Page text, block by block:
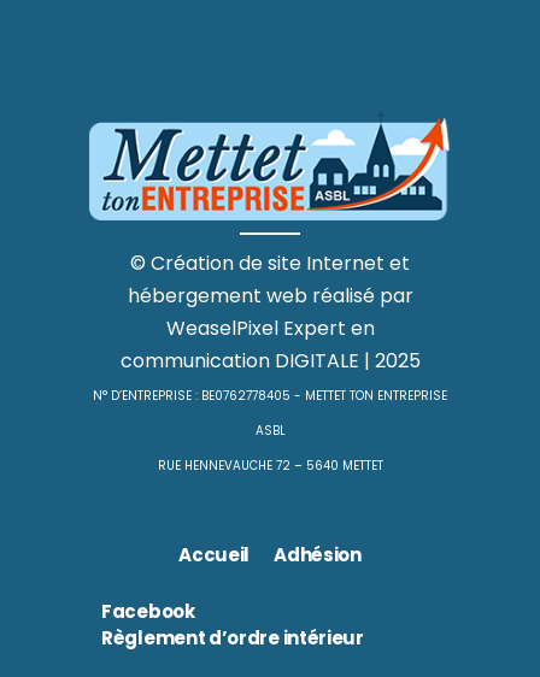
Accueil Adhésion
© Création de site Internet et
hébergement webréalisé par
WeaselPixel Expert en
communication DIGITALE | 2025
N° D’ENTREPRISE : BE0762778405 - METTET TON ENTREPRISE
ASBL
RUE HENNEVAUCHE 72 – 5640 METTET
Facebook
Règlement d’ordre intérieur